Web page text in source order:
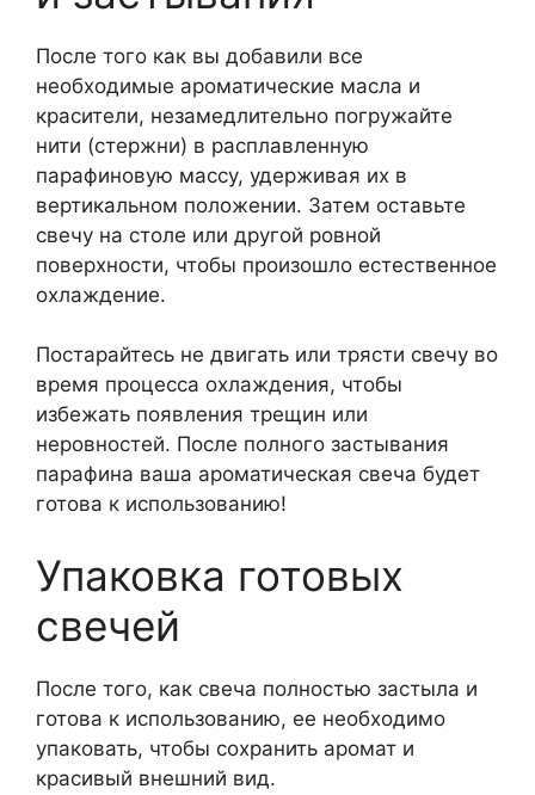
После того как вы добавили все
необходимые ароматические масла и
красители, незамедлительно погружайте
нити (стержни) в расплавленную
парафиновую массу, удерживая их в
вертикальном положении. Затем оставьте
свечу на столе или другой ровной
поверхности, чтобы произошло естественное
охлаждение.
Постарайтесь не двигать или трясти свечу во
время процесса охлаждения, чтобы
избежать появления трещин или
неровностей. После полного застывания
парафина ваша ароматическая свеча будет
готова к использованию!
Упаковка готовых
свечей
После того, как свеча полностью застыла и
готова к использованию, ее необходимо
упаковать, чтобы сохранить аромат и
красивый внешний вид.